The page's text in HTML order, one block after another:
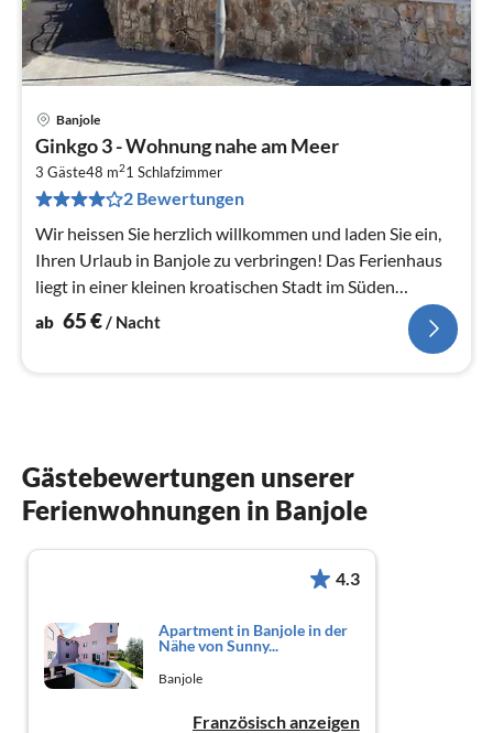
Banjole
Ginkgo 3 - Wohnung nahe am Meer
3 Gäste48 m21 Schlafzimmer
2 Bewertungen
Wir heissen Sie herzlich willkommen und laden Sie ein,
Ihren Urlaub in Banjole zu verbringen! Das Ferienhaus
liegt in einer kleinen kroatischen Stadt im Süden
Istriens.
ab 65€/ Nacht
Gästebewertungen unserer
Ferienwohnungen in Banjole
4.3
Apartment in Banjole in der
Nähe von Sunny...
Banjole
Französisch anzeigen